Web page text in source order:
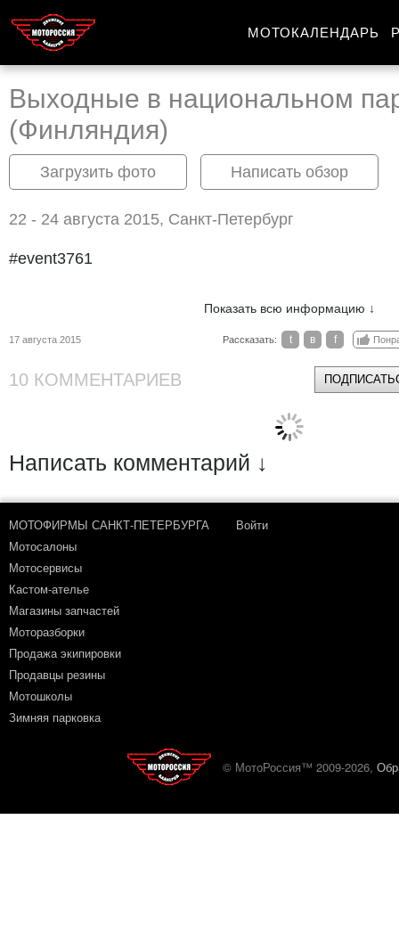
МОТОКАЛЕНДАРЬ
Выходные в национальном
(Финляндия)
Загрузить фото Написать обзор
22 - 24 августа 2015, Санкт-Петербург
#event3761
Показать всю информацию ↓
17 августа 2015 Рассказать: t в f
10 КОММЕНТАРИЕВ
Написать комментарий ↓
МОТОФИРМЫ САНКТ-ПЕТЕРБУРГА
Мотосалоны
Мотосервисы
Кастом-ателье
Магазины запчастей
Моторазборки
Продажа экипировки
Продавцы резины
Мотошколы
Зимняя парковка
Войти
© МотоРоссия™ 2009-2026,